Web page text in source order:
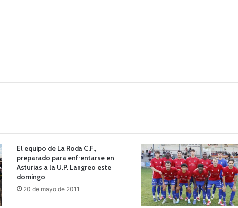
El equipo de La Roda C.F.,
preparado para enfrentarse en
Asturias a la U.P. Langreo este
domingo
20 de mayo de 2011